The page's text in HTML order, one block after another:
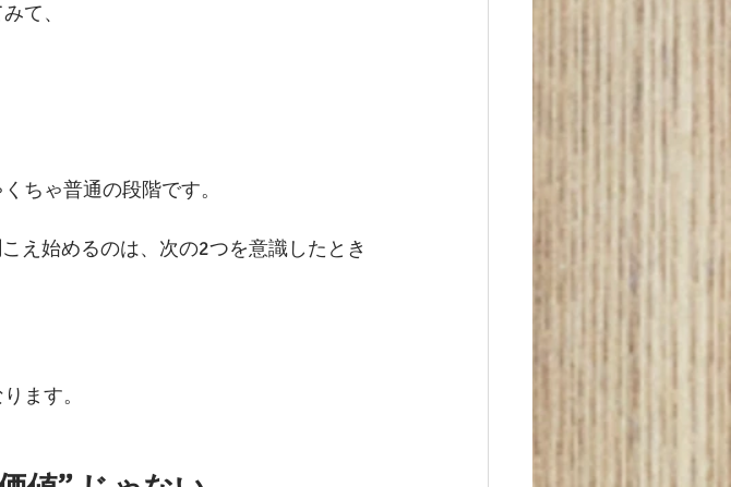
て、
ちゃ普通の段階です。
え始めるのは、次の2つを意識したとき
ます。